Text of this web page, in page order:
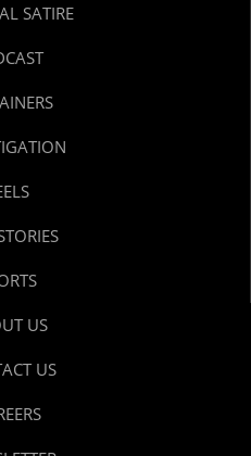
SATIRE
US
US